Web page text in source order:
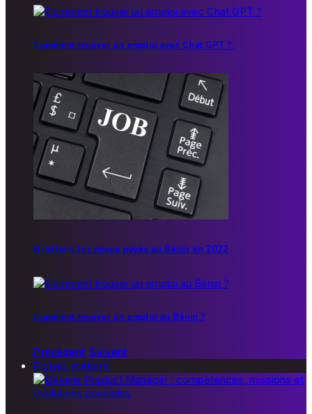
Comment trouver un emploi avec Chat GPT ?
8 métiers les mieux payés au Bénin en 2022
Comment trouver un emploi au Bénin ?
Précédent Suivant
Fiches métiers